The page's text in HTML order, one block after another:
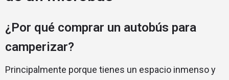
¿Por qué comprar un autobús para
camperizar?
Principalmente porque tienes un espacio inmenso y